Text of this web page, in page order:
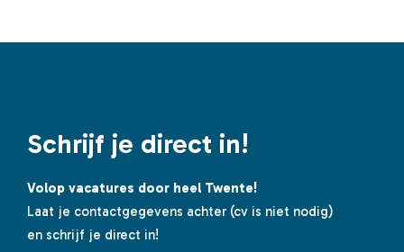
Schrijf je direct in!
Volop vacatures door heel Twente!
Laat je contactgegevens achter (cv is niet nodig)
en schrijf je direct in!